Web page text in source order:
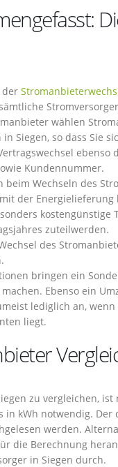
der
wählen
Siegen, so dass Sie
Kundennummer.
beim Wechseln des
der Energielieferung
kostengünstige
zuteilwerden.
des
bringen ein
Ebenso ein
lediglich an,
liegt.
zu vergleichen,
in kWh notwendig. Der
werden.
die Berechnung
in Siegen durch.